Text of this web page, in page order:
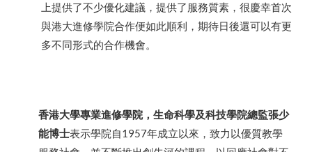
上提供了不少優化建議，提供了服務質素，很慶幸首次
與港大進修學院合作便如此順利，期待日後還可以有更
多不同形式的合作機會。
香港大學專業進修學院，生命科學及科技學院總監張少
能博士表示學院自1957年成立以來，致力以優質教學